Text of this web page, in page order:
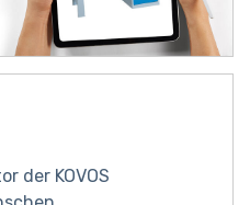
der KOVOS